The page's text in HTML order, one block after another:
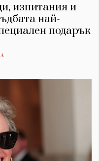
изпитания и
най-
подарък